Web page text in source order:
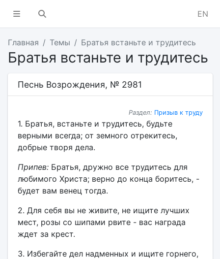
EN
Главная Темы Братья встаньте и трудитесь
Братья встаньте и трудитесь
Песнь Возрождения, № 2981
Раздел: Призыв к труду
1. Братья, встаньте и трудитесь, будьте
верными всегда; от земного отрекитесь,
добрые творя дела.
Припев: Братья, дружно все трудитесь для
любимого Христа; верно до конца боритесь, -
будет вам венец тогда.
2. Для себя вы не живите, не ищите лучших
мест, розы со шипами рвите - вас награда
ждет за крест.
3. Избегайте дел надменных и ищите горнего,